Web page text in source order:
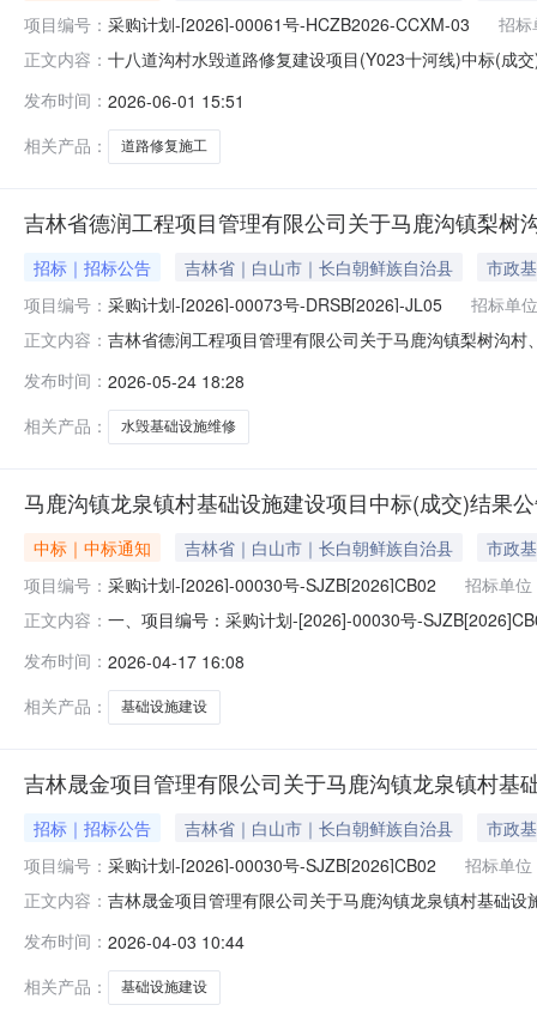
项目编号： 采购计划-[2026]-00061号-HCZB2026-CCXM-03
招标
正文内容： 十八道沟村水毁道路修复建设项目(Y023十河线)中标(成
价：739778.95（元）89.672.废标结果:序号标项名称废
发布时间： 2026-06-01 15:51
相关产品：
道路修复施工
吉林省德润工程项目管理有限公司关于马鹿沟镇梨
招标｜招标公告 吉林省｜白山市｜长白朝鲜族自治县
市政
项目编号： 采购计划-[2026]-00073号-DRSB[2026]-JL05
招标单
正文内容： 吉林省德润工程项目管理有限公司关于马鹿沟镇梨树沟
件。一、项目基本情况项目编号：采购计划-[2026]-
发布时间： 2026-05-24 18:28
相关产品：
水毁基础设施维修
马鹿沟镇龙泉镇村基础设施建设项目中标(成交)结果
中标｜中标通知 吉林省｜白山市｜长白朝鲜族自治县
市政
项目编号： 采购计划-[2026]-00030号-SJZB[2026]CB02
招标单位
正文内容： 一、项目编号：采购计划-[2026]-00030号-
四、主要标的信息工程类主要标的信息：序号标项名称
发布时间： 2026-04-17 16:08
相关产品：
基础设施建设
吉林晟金项目管理有限公司关于马鹿沟镇龙泉镇村基
招标｜招标公告 吉林省｜白山市｜长白朝鲜族自治县
市政
项目编号： 采购计划-[2026]-00030号-SJZB[2026]CB02
招标单位
正文内容： 吉林晟金项目管理有限公司关于马鹿沟镇龙泉镇村基础
基础设施建设项目采购方式：竞争性磋商预算金额（元
发布时间： 2026-04-03 10:44
相关产品：
基础设施建设